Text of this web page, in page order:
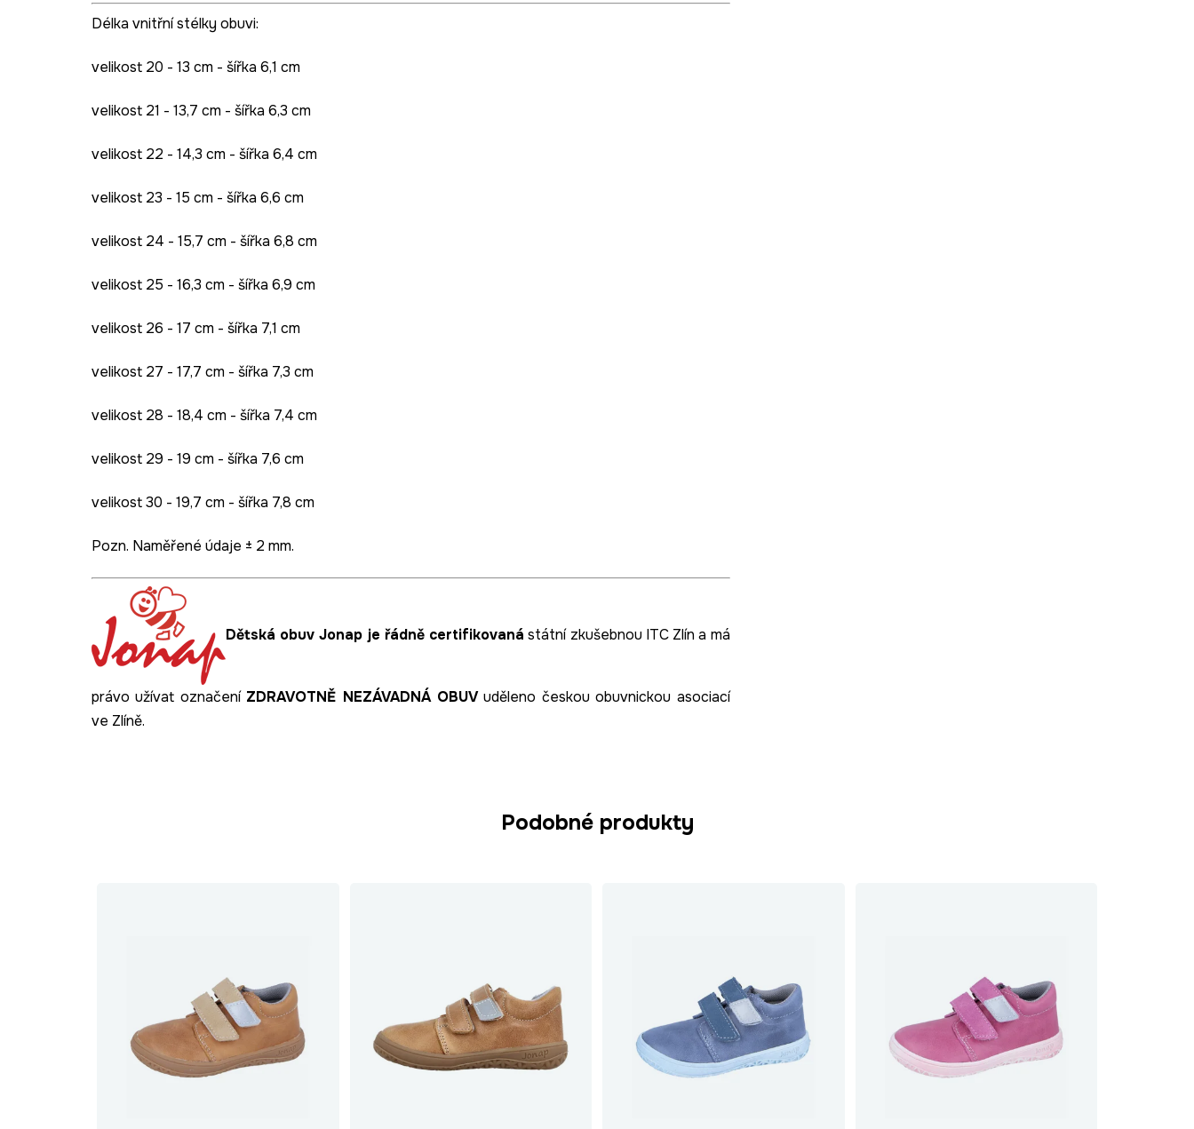
Délka vnitřní stélky obuvi:
velikost 20 - 13 cm - šířka 6,1 cm
velikost 21 - 13,7 cm - šířka 6,3 cm
velikost 22 - 14,3 cm - šířka 6,4 cm
velikost 23 - 15 cm - šířka 6,6 cm
velikost 24 - 15,7 cm - šířka 6,8 cm
velikost 25 - 16,3 cm - šířka 6,9 cm
velikost 26 - 17 cm - šířka 7,1 cm
velikost 27 - 17,7 cm - šířka 7,3 cm
velikost 28 - 18,4 cm - šířka 7,4 cm
velikost 29 - 19 cm - šířka 7,6 cm
velikost 30 - 19,7 cm - šířka 7,8 cm
Pozn. Naměřené údaje ± 2 mm.
Dětská obuv Jonap je řádně certifikovaná státní zkušebnou ITC Zlín a má
právo užívat označení ZDRAVOTNĚ NEZÁVADNÁ OBUVuděleno českou obuvnickou asociací
ve Zlíně.
Podobné produkty